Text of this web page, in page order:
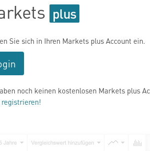
Sie sich in Ihren Markets plus Account ein.
noch keinen kostenlosen Markets plus